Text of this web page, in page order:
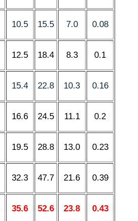
10.5 15.5 7.0 0.08
12.5 18.4 8.3 0.1
15.4 22.8 10.3 0.16
16.6 24.5 11.1 0.2
19.5 28.8 13.0 0.23
32.3 47.7 21.6 0.39
35.6 52.6 23.8 0.43